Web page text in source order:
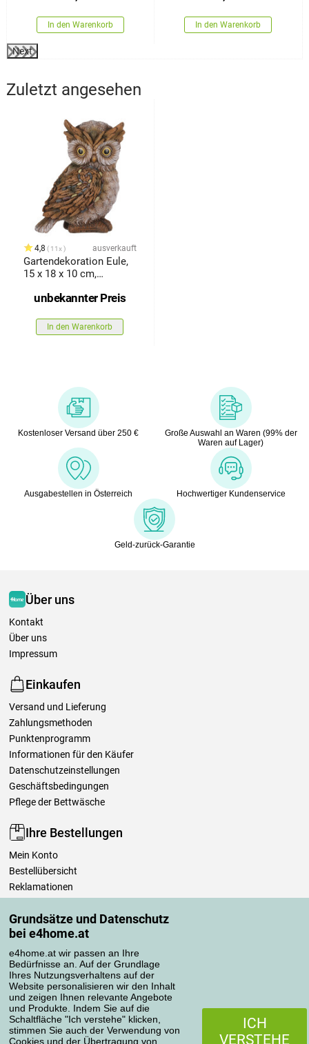
Grundsätze und Datenschutz
bei e4home.at
e4home.at wir passen an Ihre
Bedürfnisse an. Auf der Grundlage
Ihres Nutzungsverhaltens auf der
Website personalisieren wir den Inhalt
und zeigen Ihnen relevante Angebote
und Produkte. Indem Sie auf die
Schaltfläche "Ich verstehe" klicken,
stimmen Sie auch der Verwendung von
Cookies und der Übertragung von
ICH
VERSTEHE
In den Warenkorb In den Warenkorb
Next
Zuletzt angesehen
4,8 11x ausverkauft
Gartendekoration Eule,
15 x 18 x 10 cm,
unbekannter Preis
In den Warenkorb
Kostenloser Versand über 250 €
Große Auswahl an Waren (99% der
Waren auf Lager)
Ausgabestellen in Österreich Hochwertiger Kundenservice
Geld-zurück-Garantie
Über uns
Kontakt
Über uns
Impressum
Einkaufen
Versand und Lieferung
Zahlungsmethoden
Punktenprogramm
Informationen für den Käufer
Datenschutzeinstellungen
Geschäftsbedingungen
Pflege der Bettwäsche
Ihre Bestellungen
Mein Konto
Bestellübersicht
Reklamationen
Einfach mehr wissen
Richtlinien zur Verarbeitung von Bewertungen
Transportarten
Zahlungsmethoden